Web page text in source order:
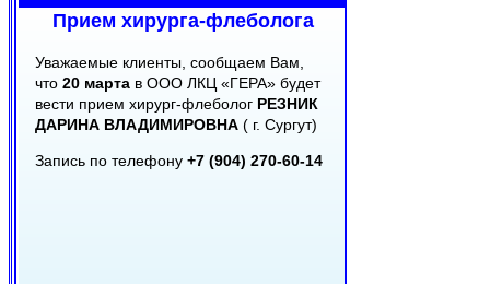
Прием хирурга-флеболога
Уважаемые клиенты, сообщаем Вам,
что 20 марта в ООО ЛКЦ «ГЕРА» будет
вести прием хирург-флеболог РЕЗНИК
ДАРИНА ВЛАДИМИРОВНА ( г. Сургут)
Запись по телефону +7 (904) 270-60-14